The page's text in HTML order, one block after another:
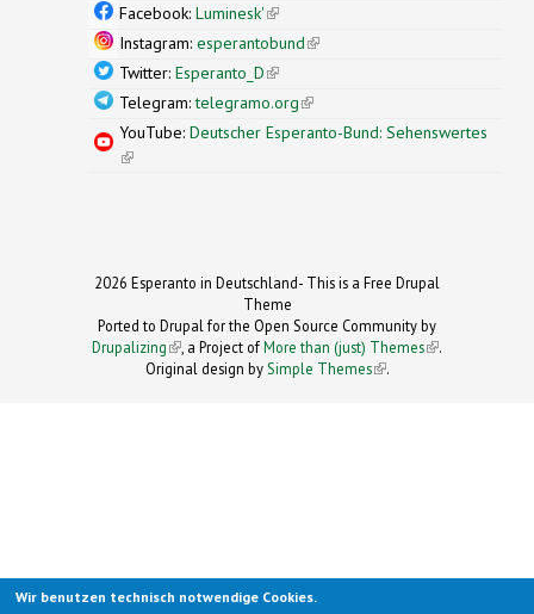
Facebook: Luminesk'(link is external)
Instagram: esperantobund(link is external)
Twitter: Esperanto_D(link is external)
Telegram:telegramo.org(link is external)
YouTube: Deutscher Esperanto-Bund: Sehenswertes
(link is external)
2026 Esperanto in Deutschland- This is a Free Drupal
Theme
Ported to Drupal for the Open Source Community by
Drupalizing(link is external)
, a Project ofMore than (just) Themes (link is
.
Original design by Simple Themes
(link is
.
Wir benutzen technisch notwendige Cookies.